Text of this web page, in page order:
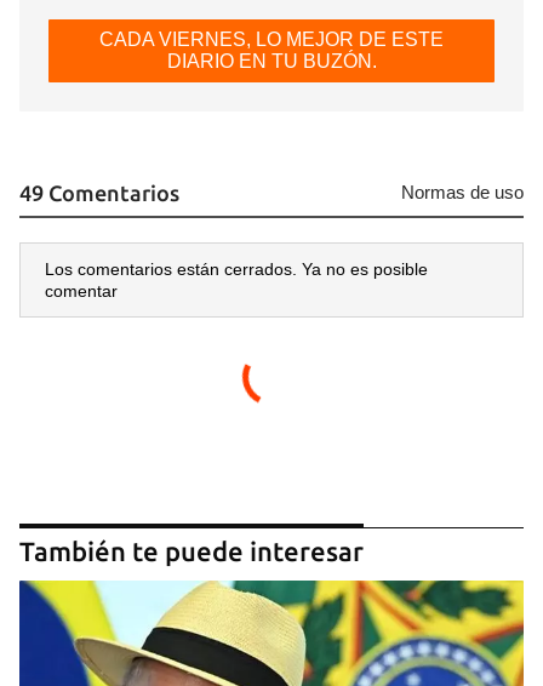
Guardar como favorito
INICIAR SESIÓN CANCELAR
CADA VIERNES, LO MEJOR DE ESTE
DIARIO EN TU BUZÓN.
49 Comentarios Normas de uso
Los comentarios están cerrados. Ya no es posible
comentar
También te puede interesar